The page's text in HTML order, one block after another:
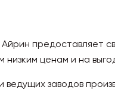
предоставляет
ценам и на
заводов